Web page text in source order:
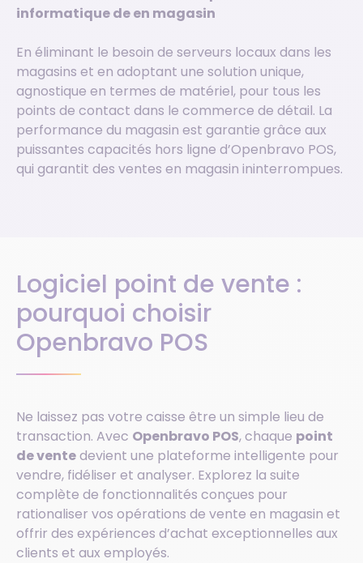
informatique de en magasin
En éliminant le besoin de serveurs locaux dans les
magasins et en adoptant une solution unique,
agnostique en termes de matériel, pour tous les
points de contact dans le commerce de détail. La
performance du magasin est garantie grâce aux
puissantes capacités hors ligne d’Openbravo POS,
qui garantit des ventes en magasin ininterrompues.
Logiciel point de vente :
pourquoi choisir
Openbravo POS
Ne laissez pas votre caisse être un simple lieu de
transaction. Avec Openbravo POS, chaque point
de ventedevient une plateforme intelligente pour
vendre, fidéliser et analyser. Explorez la suite
complète de fonctionnalités conçues pour
rationaliser vos opérations de vente en magasin et
offrir des expériences d’achat exceptionnelles aux
clients et aux employés.